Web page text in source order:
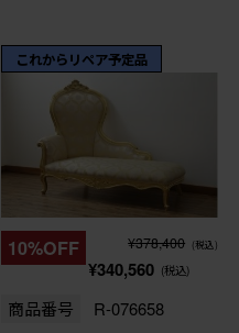
これからリペア予定品
10%OFF ¥378,400 (税込)
¥340,560 (税込)
商品番号 R-076658